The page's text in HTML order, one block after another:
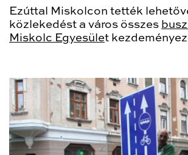
Ezúttal Miskolcon tették
közlekedést a város összes
Miskolc Egyesület